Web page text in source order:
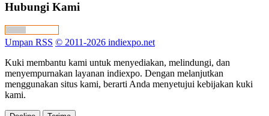
Hubungi Kami
Umpan RSS © 2011-2026 indiexpo.net
Kuki membantu kami untuk menyediakan, melindungi, dan
menyempurnakan layanan indiexpo. Dengan melanjutkan
menggunakan situs kami, berarti Anda menyetujui kebijakan kuki
kami.